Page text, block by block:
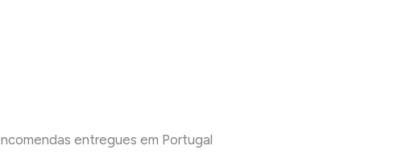
entregues em Portugal